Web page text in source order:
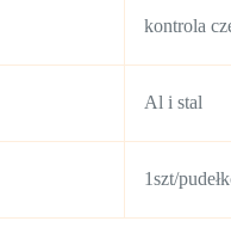
kontrola
Al i stal
1szt/